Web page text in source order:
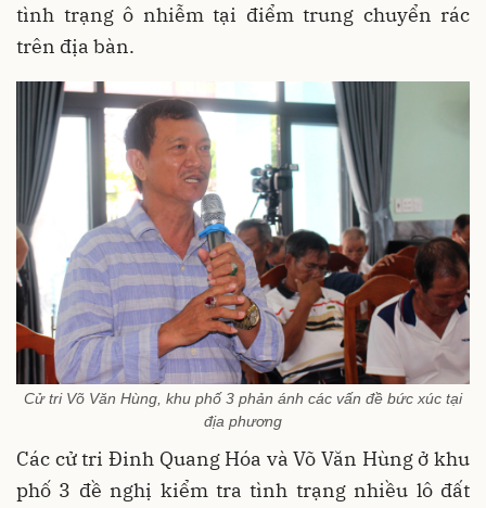
tình trạng ô nhiễm tại điểm trung chuyển rác
trên địa bàn.
Cử tri Võ Văn Hùng, khu phố 3 phản ánh các vấn đề bức xúc tại
địa phương
Các cử tri Đinh Quang Hóa và Võ Văn Hùng ở khu
phố 3 đề nghị kiểm tra tình trạng nhiều lô đất